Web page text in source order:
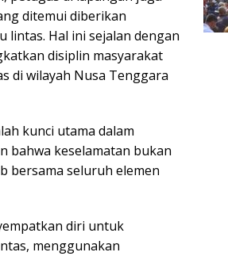
ditemui diberikan
Hal ini sejalan dengan
disiplin masyarakat
di wilayah Nusa Tenggara
kunci utama dalam
bahwa keselamatan bukan
bersama seluruh elemen
diri untuk
menggunakan